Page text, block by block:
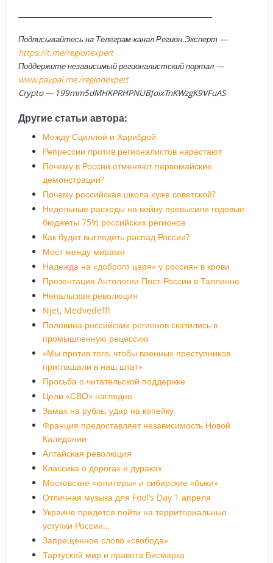
Подписывайтесь на Телеграм-канал Регион.Эксперт —
https://t.me/regionexpert
Поддержите независимый регионалистский портал —
www.paypal.me /regionexpert
Crypto — 199mm5dMHKPRHPNUBJoixTnKWzgK9VFuAS
Другие статьи автора:
Между Сциллой и Харибдой
Репрессии против регионалистов нарастают
Почему в России отменяют первомайские
демонстрации?
Почему российская школа хуже советской?
Недельные расходы на войну превысили годовые
бюджеты 75% российских регионов
Как будет выглядеть распад России?
Мост между мирами
Надежда на «доброго царя» у россиян в крови
Презентация Антологии Пост-России в Таллинне
Непальская революция
Njet, Medvedeff!
Половина российских регионов скатились в
промышленную рецессию
«Мы против того, чтобы военных преступников
приглашали в наш штат»
Просьба о читательской поддержке
Цели «СВО» наглядно
Замах на рубль, удар на копейку
Франция предоставляет независимость Новой
Каледонии
Алтайская революция
Классика о дорогах и дураках
Московские «юпитеры» и сибирские «быки»
Отличная музыка для Fool’s Day 1 апреля
Украине придется пойти на территориальные
уступки России…
Запрещенное слово «свобода»
Тартуский мир и правота Бисмарка